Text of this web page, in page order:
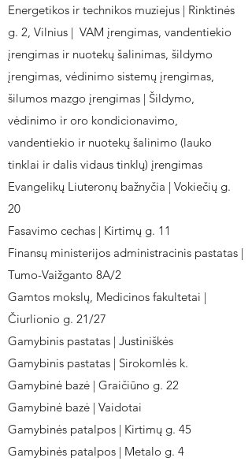
Energetikos ir technikos muziejus | Rinktinės
g. 2, Vilnius | VAM įrengimas, vandentiekio
įrengimas ir nuotekų šalinimas, šildymo
įrengimas, vėdinimo sistemų įrengimas,
šilumos mazgo įrengimas | Šildymo,
vėdinimo ir oro kondicionavimo,
vandentiekio ir nuotekų šalinimo (lauko
tinklai ir dalis vidaus tinklų) įrengimas
Evangelikų Liuteronų bažnyčia | Vokiečių g.
20
Fasavimo cechas | Kirtimų g. 11
Finansų ministerijos administracinis pastatas |
Tumo-Vaižganto 8A/2
Gamtos mokslų, Medicinos fakultetai |
Čiurlionio g. 21/27
Gamybinis pastatas | Justiniškės
Gamybinis pastatas | Sirokomlės k.
Gamybinė bazė | Graičiūno g. 22
Gamybinė bazė | Vaidotai
Gamybinės patalpos | Kirtimų g. 45
Gamybinės patalpos | Metalo g. 4